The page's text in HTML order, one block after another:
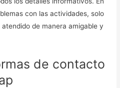
con las actividades, solo
de manera amigable y
de contacto